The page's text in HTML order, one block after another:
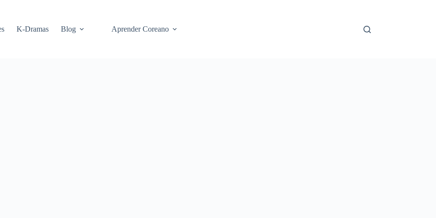
K-Dramas Blog Aprender Coreano